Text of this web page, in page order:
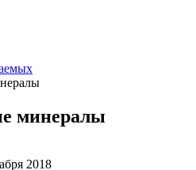
минералы
2018